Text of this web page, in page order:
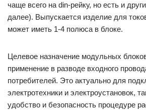
чаще всего на din-рейку, но есть и
далее). Выпускается изделие для
может иметь 1-4 полюса в блоке.
Целевое назначение модульных
применение в разводе входного
потребителей. Это актуально для
электротехники и электроустановок,
удобство и безопасность процедуре